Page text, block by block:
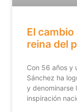
El
reina del
Con 56 años y
Sánchez ha
y denominarse
inspiración